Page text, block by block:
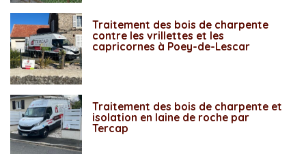
Traitement des bois de charpente
contre les vrillettes et les
capricornes à Poey-de-Lescar
Traitement des bois de charpente et
isolation en laine de roche par
Tercap